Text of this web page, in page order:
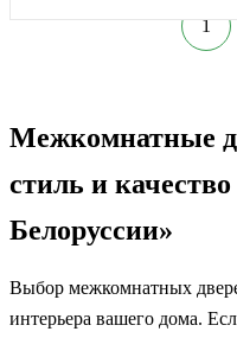
1
Межкомнатные
стиль и
Белоруссии»
Выбор межкомнатных
интерьера вашего дома.